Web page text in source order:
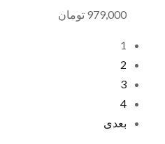
979,000 تومان
1
2
3
4
بعدی